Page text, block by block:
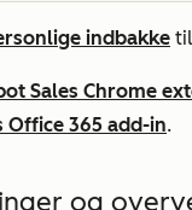
indbakke
Sales Chrome
Office 365 add-in.
og